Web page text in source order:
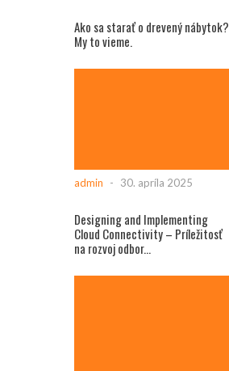
Ako sa starať o drevený nábytok?
My to vieme.
admin - 30. apríla 2025
Designing and Implementing
Cloud Connectivity – Príležitosť
na rozvoj odbor...